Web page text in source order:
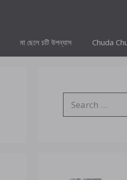
মা ছেলে চটি উপন্যাস Chuda
for: